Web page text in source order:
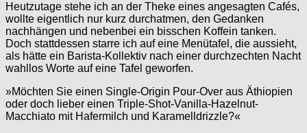
Heutzutage stehe ich an der Theke eines angesagten Cafés,
wollte eigentlich nur kurz durchatmen, den Gedanken
nachhängen und nebenbei ein bisschen Koffein tanken.
Doch stattdessen starre ich auf eine Menütafel, die aussieht,
als hätte ein Barista-Kollektiv nach einer durchzechten Nacht
wahllos Worte auf eine Tafel geworfen.
»Möchten Sie einen Single-Origin Pour-Over aus Äthiopien
oder doch lieber einen Triple-Shot-Vanilla-Hazelnut-
Macchiato mit Hafermilch und Karamelldrizzle?«